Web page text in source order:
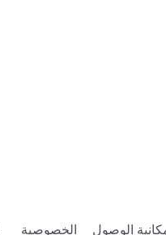
الوصول الخصوصية